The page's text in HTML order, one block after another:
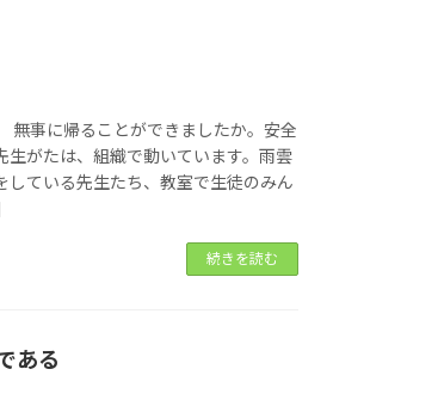
事に帰ることができましたか。安全
生がたは、組織で動いています。雨雲
している先生たち、教室で生徒のみん
続きを読む
ある